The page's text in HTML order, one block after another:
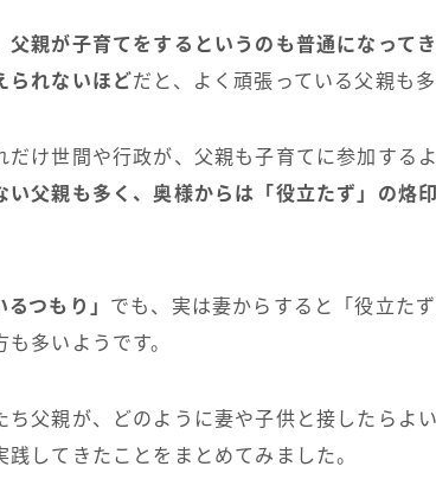
父親が子育てをするというのも普通になって
られないほどだと、よく頑張っている父親も多
だけ世間や行政が、父親も子育てに参加する
い父親も多く、奥様からは「役立たず」の烙印
るつもり」 でも、実は妻からすると「役立た
も多いようです。
ち父親が、どのように妻や子供と接したらよ
践してきたことをまとめてみました。